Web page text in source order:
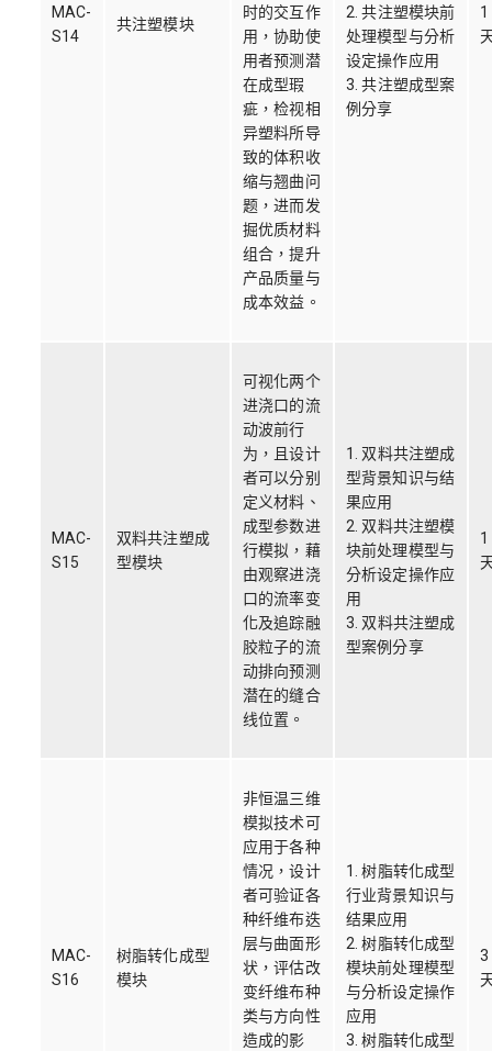
MAC-
S14
共注塑模块
时的交互作
用，协助使
用者预测潜
在成型瑕
疵，检视相
异塑料所导
致的体积收
缩与翘曲问
题，进而发
掘优质材料
组合，提升
产品质量与
成本效益。
2. 共注塑模块前
处理模型与分析
设定操作应用
3. 共注塑成型案
例分享
1
MAC-
S15
双料共注塑成
型模块
可视化两个
进浇口的流
动波前行
为，且设计
者可以分别
定义材料、
成型参数进
行模拟，藉
由观察进浇
口的流率变
化及追踪融
胶粒子的流
动排向预测
潜在的缝合
线位置。
1. 双料共注塑成
型背景知识与结
果应用
2. 双料共注塑模
块前处理模型与
分析设定操作应
用
3. 双料共注塑成
型案例分享
1
MAC-
S16
树脂转化成型
模块
非恒温三维
模拟技术可
应用于各种
情况，设计
者可验证各
种纤维布迭
层与曲面形
状，评估改
变纤维布种
类与方向性
造成的影
1. 树脂转化成型
行业背景知识与
结果应用
2. 树脂转化成型
模块前处理模型
与分析设定操作
应用
3. 树脂转化成型
3